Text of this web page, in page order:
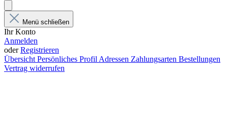
Menü schließen
Ihr Konto
Anmelden
oderRegistrieren
Übersicht Persönliches Profil Adressen Zahlungsarten Bestellungen
Vertrag widerrufen